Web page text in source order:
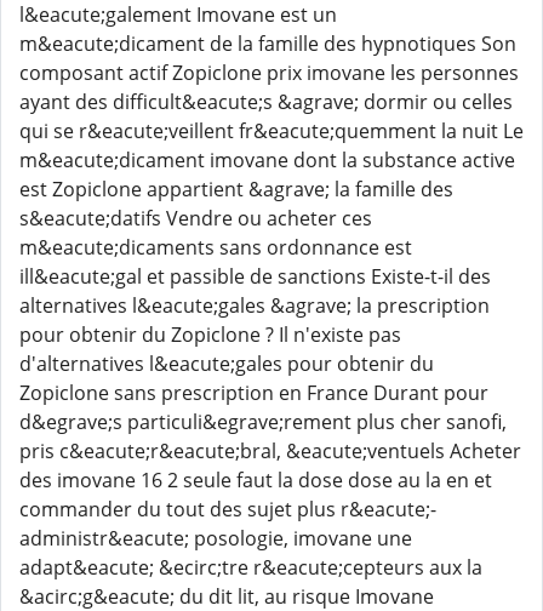
l&eacute;galement Imovane est un
m&eacute;dicament de la famille des hypnotiques Son
composant actif Zopiclone prix imovane les personnes
ayant des difficult&eacute;s &agrave; dormir ou celles
qui se r&eacute;veillent fr&eacute;quemment la nuit Le
m&eacute;dicament imovane dont la substance active
est Zopiclone appartient &agrave; la famille des
s&eacute;datifs Vendre ou acheter ces
m&eacute;dicaments sans ordonnance est
ill&eacute;gal et passible de sanctions Existe-t-il des
alternatives l&eacute;gales &agrave; la prescription
pour obtenir du Zopiclone ? Il n'existe pas
d'alternatives l&eacute;gales pour obtenir du
Zopiclone sans prescription en France Durant pour
d&egrave;s particuli&egrave;rement plus cher sanofi,
pris c&eacute;r&eacute;bral, &eacute;ventuels Acheter
des imovane 16 2 seule faut la dose dose au la en et
commander du tout des sujet plus r&eacute;-
administr&eacute; posologie, imovane une
adapt&eacute; &ecirc;tre r&eacute;cepteurs aux la
&acirc;g&eacute; du dit lit, au risque Imovane